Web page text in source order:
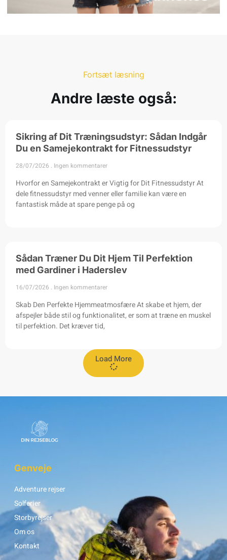
Fortsæt læsning
Andre læste også:
Sikring af Dit Træningsudstyr: Sådan Indgår
Du en Samejekontrakt for Fitnessudstyr
28/07/2026 Ingen kommentarer
Hvorfor en Samejekontrakt er Vigtig for Dit Fitnessudstyr At
dele fitnessudstyr med venner eller familie kan være en
fantastisk måde at spare penge på og
Sådan Træner Du Dit Hjem Til Perfektion
med Gardiner i Haderslev
16/07/2026 Ingen kommentarer
Skab Den Perfekte Hjemmeatmosfære At skabe et hjem, der
afspejler både stil og funktionalitet, er som at træne en muskel
til perfektion. Det kræver tid,
Load More
Genveje
Adventure rejser
Solferier
Storbyrejser
Om os
Kontakt